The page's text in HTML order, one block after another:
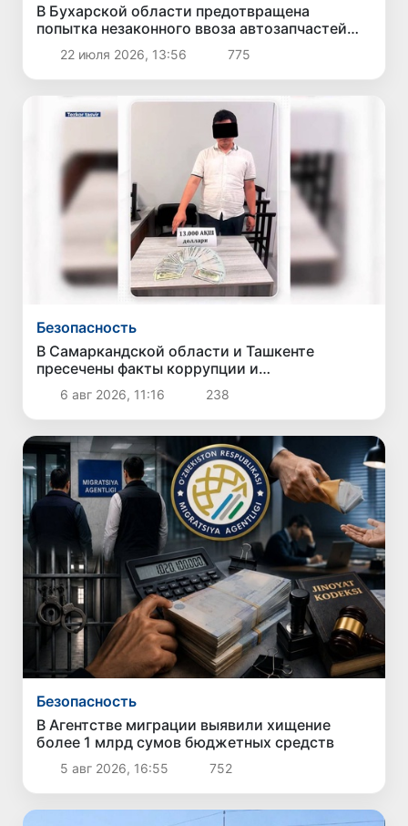
В Бухарской области предотвращена
попытка незаконного ввоза автозапчастей
стоимостью около 3,5 млрд сумов
22 июля 2026, 13:56 775
Безопасность
В Самаркандской области и Ташкенте
пресечены факты коррупции и
мошенничества
6 авг 2026, 11:16 238
Безопасность
В Агентстве миграции выявили хищение
более 1 млрд сумов бюджетных средств
5 авг 2026, 16:55 752